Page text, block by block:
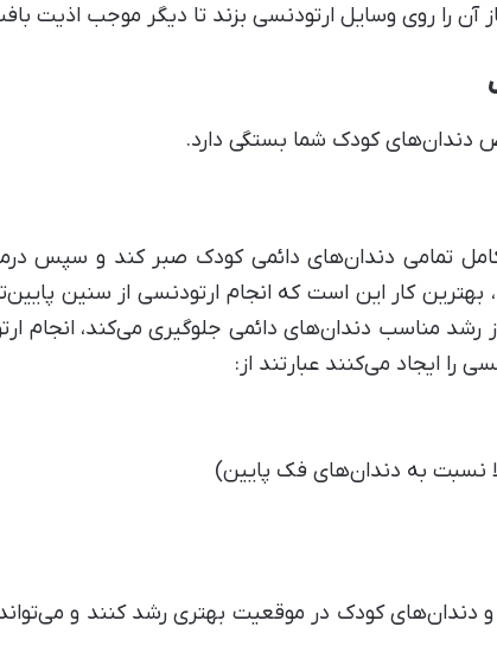
را روی وسایل ارتودنسی بزند تا دیگر موجب اذیت
دندان‌های کودک شما بستگی دارد.
تمامی دندان‌های دائمی کودک صبر کند و سپس درمان
کار این است که انجام ارتودنسی از سنین
مناسب دندان‌های دائمی جلوگیری می‌کند، انجام
را ایجاد می‌کنند عبارتند از:
نسبت به دندان‌های فک پایین)
کودک در موقعیت بهتری رشد کنند و